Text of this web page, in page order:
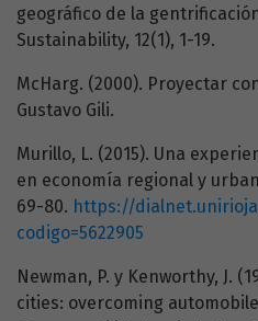
geográfico de la
Sustainability, 12(1), 1-19.
McHarg. (2000). Proyectar
Gustavo Gili.
Murillo, L. (2015). Una
en economía regional y
69-80. https://
codigo=5622905
Newman, P. y Kenworthy, J.
cities: overcoming